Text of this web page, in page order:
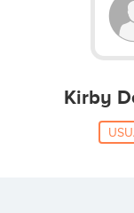
Kirby